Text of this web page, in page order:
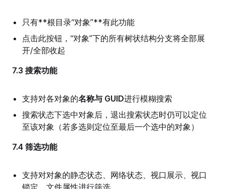
只有**根目录“对象”**有此功能
点击此按钮，“对象”下的所有树状结构分支将全部展
开/全部收起
7.3 搜索功能
支持对各对象的名称与 GUID进行模糊搜索
搜索状态下选中对象后，退出搜索状态时仍可以定位
至该对象（若多选则定位至最后一个选中的对象）
7.4 筛选功能
支持对对象的静态状态、网络状态、视口展示、视口
锁定、文件属性进行筛选